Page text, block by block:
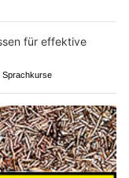
Sprachkurse